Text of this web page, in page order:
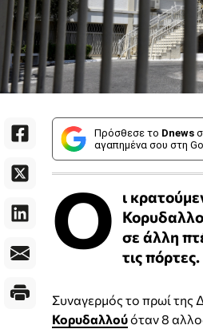
Πρόσθεσε το Dnews
αγαπημένα σου στη
Ο ι
σε άλλη
τις πόρτες.
Συναγερμός το πρωί της
Κορυδαλλούόταν 8